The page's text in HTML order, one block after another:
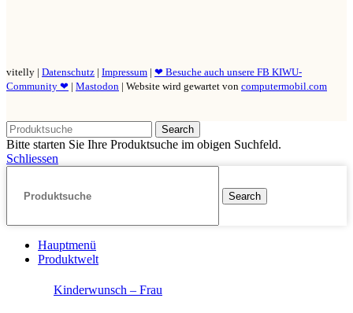
vitelly | Datenschutz | Impressum | ❤ Besuche auch unsere FB KIWU-
Community ❤ | Mastodon | Website wird gewartet von computermobil.com
Search
Bitte starten Sie Ihre Produktsuche im obigen Suchfeld.
Schliessen
Search
Hauptmenü
Produktwelt
Kinderwunsch – Frau